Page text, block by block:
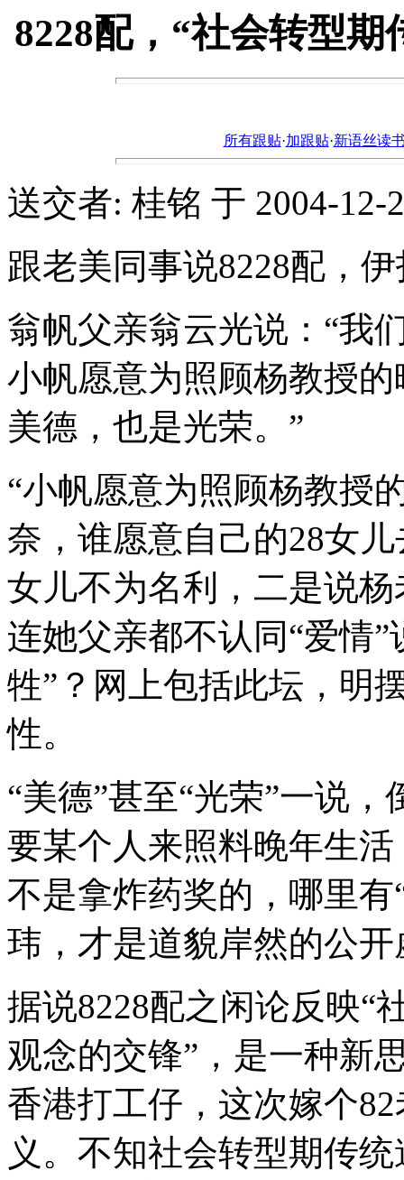
8228配，“社会转型
所有跟贴·加跟贴·新语丝读
送交者: 桂铭 于 2004-12-
跟老美同事说8228配，
翁帆父亲翁云光说：“我
小帆愿意为照顾杨教授
美德，也是光荣。”
“小帆愿意为照顾杨教授
奈，谁愿意自己的28女
女儿不为名利，二是说
连她父亲都不认同“爱情
牲”？网上包括此坛，明
性。
“美德”甚至“光荣”一说
要某个人来照料晚年生
不是拿炸药奖的，哪里有
玮，才是道貌岸然的公
据说8228配之闲论反映“
观念的交锋”，是一种新
香港打工仔，这次嫁个
义。不知社会转型期传